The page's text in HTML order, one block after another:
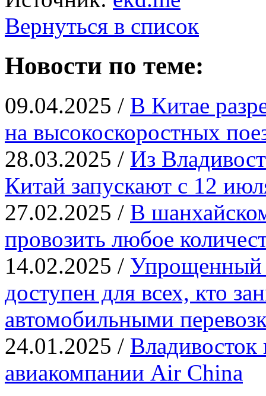
Вернуться в список
Новости по теме:
09.04.2025 / В Китае
на высокоскоростных
28.03.2025 / Из
Китай запускают с 12
27.02.2025 / В
провозить любое
14.02.2025 / Упрощенный
доступен для всех, кто
автомобильными
24.01.2025 /
авиакомпании Air China